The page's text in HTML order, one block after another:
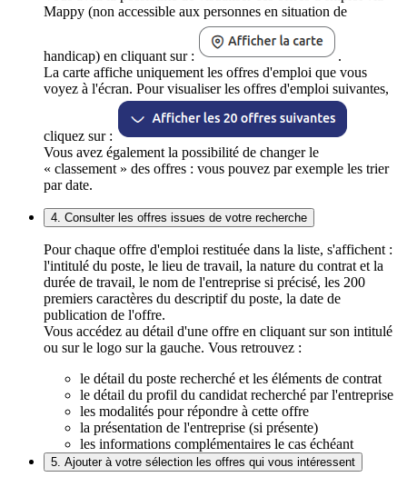
Mappy (non accessible aux personnes en situation de
handicap) en cliquant sur :
.
La carte affiche uniquement les offres d'emploi que vous
voyez à l'écran. Pour visualiser les offres d'emploi suivantes,
cliquez sur :
Vous avez également la possibilité de changer le
« classement » des offres : vous pouvez par exemple les trier
par date.
4. Consulter les offres issues de votre recherche
Pour chaque offre d'emploi restituée dans la liste, s'affichent :
l'intitulé du poste, le lieu de travail, la nature du contrat et la
durée de travail, le nom de l'entreprise si précisé, les 200
premiers caractères du descriptif du poste, la date de
publication de l'offre.
Vous accédez au détail d'une offre en cliquant sur son intitulé
ou sur le logo sur la gauche. Vous retrouvez :
le détail du poste recherché et les éléments de contrat
le détail du profil du candidat recherché par l'entreprise
les modalités pour répondre à cette offre
la présentation de l'entreprise (si présente)
les informations complémentaires le cas échéant
5. Ajouter à votre sélection les offres qui vous intéressent